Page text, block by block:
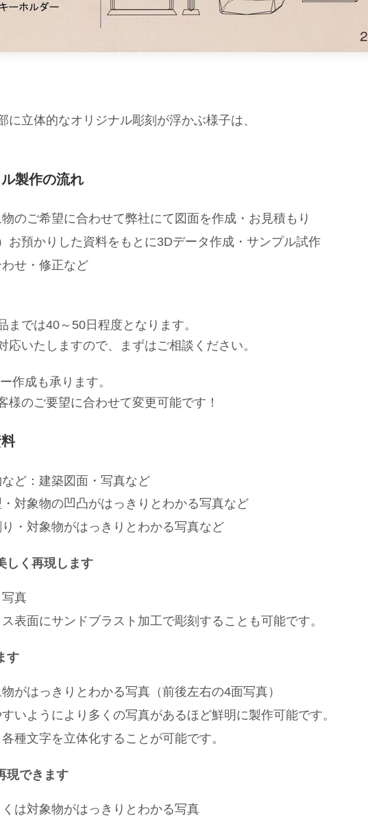
立体的なオリジナル彫刻が浮かぶ様子は、
製作の流れ
のご希望に合わせて弊社にて図面を作成・お見積もり
お預かりした資料をもとに3Dデータ作成・サンプル試作
せ・修正など
では40～50日程度となります。
応いたしますので、まずはご相談ください。
作成も承ります。
のご要望に合わせて変更可能です！
ど：建築図面・写真など
対象物の凹凸がはっきりとわかる写真など
・対象物がはっきりとわかる写真など
しく再現します
真
表面にサンドブラスト加工で彫刻することも可能です。
す
がはっきりとわかる写真（前後左右の4面写真）
いようにより多くの写真があるほど鮮明に製作可能です。
種文字を立体化することが可能です。
現できます
は対象物がはっきりとわかる写真